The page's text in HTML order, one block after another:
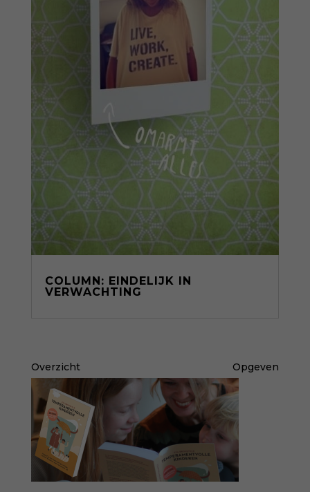
COLUMN: EINDELIJK IN
VERWACHTING
Overzicht Opgeven